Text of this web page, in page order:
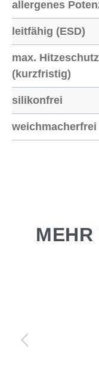
allergenes
leitfähig (ESD)
max. Hitzeschutz
(kurzfristig)
silikonfrei
weichmacherfrei
MEHR